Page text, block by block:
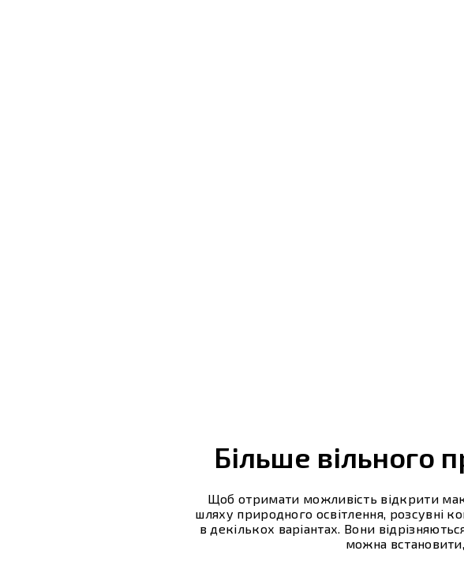
Більше вільного
Щоб отримати можливість відкрити
шляху природного освітлення, розсувні
в декількох варіантах. Вони
можна